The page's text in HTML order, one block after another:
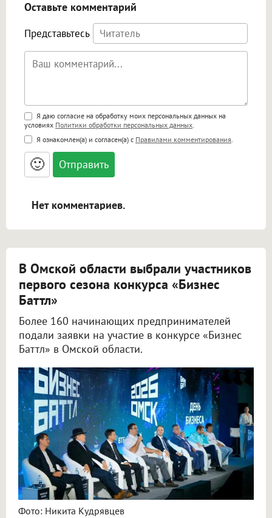
Оставьте комментарий
Представьтесь
Поддержка HTML
<b>, <strong>, <u>, <i>, <em>, <s>, <big>,
<small>, <sup>, <sub>, <pre>, <ul>, <ol>, <li>,
<blockquote>, <code> экранирует HTML,
адреса URL автоматически становятся
ссылками, и [img]адрес[/img] будет
Я даю согласие на обработку моих персональных данных на
условиях Политики обработки персональных данных
Я ознакомлен(а) и согласен(а) с Правилами комментирования
🙂
Нет комментариев.
В Омской области выбрали участников
первого сезона конкурса «Бизнес
Баттл»
Более 160 начинающих предпринимателей
подали заявки на участие в конкурсе «Бизнес
Баттл» в Омской области.
Фото: Никита Кудрявцев